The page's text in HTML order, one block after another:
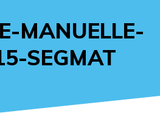
MANUELLE-
SEGMAT